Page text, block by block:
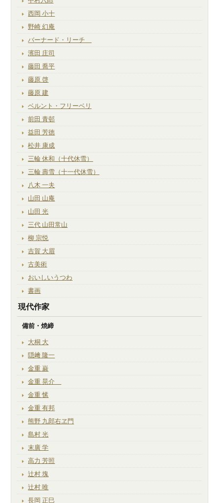
西岡 小十
野崎 幻庵
バーナード・リーチ
濱田 庄司
藤田 喬平
藤原 啓
藤原 建
ベルント・フリーベリ
前田 青邨
益田 芳徳
松井 康成
三輪 休和（十代休雪）
三輪 壽雪（十一代休雪）
八木 一夫
山田 山庵
山田 光
三代 山田常山
柳 宗悦
吉賀 大眉
古美術
おいしいうつわ
書画
現代作家
備前・焼締
大桐 大
隠﨑 隆一
金重 巌
金重 晃介
金重 愫
金重 有邦
熊野 九郎右ヱ門
島村 光
末廣 学
高力 芳照
辻村 塊
辻村 唯
長岡 正巳